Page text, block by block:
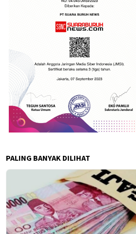
PALING BANYAK DILIHAT